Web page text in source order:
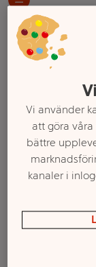
Startsida Frukt &
Ett exempel på
Vi använder
att göra
bättre
kanaler i